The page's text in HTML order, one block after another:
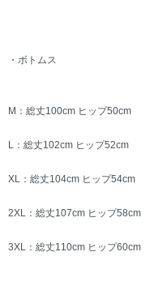
・ボトムス
M：総丈100cm ヒップ50cm
L：総丈102cm ヒップ52cm
XL：総丈104cm ヒップ54cm
2XL：総丈107cm ヒップ58cm
3XL：総丈110cm ヒップ60cm